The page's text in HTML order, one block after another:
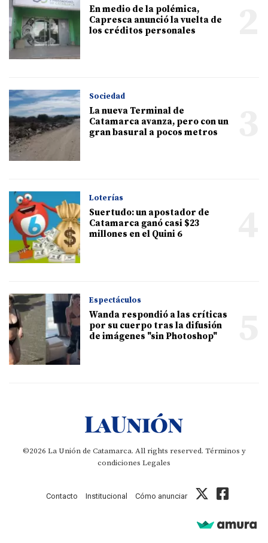
En medio de la polémica,
Capresca anunció la vuelta de
los créditos personales
Sociedad
La nueva Terminal de
Catamarca avanza, pero con un
gran basural a pocos metros
Loterías
Suertudo: un apostador de
Catamarca ganó casi $23
millones en el Quini 6
Espectáculos
Wanda respondió a las críticas
por su cuerpo tras la difusión
de imágenes "sin Photoshop"
©2026 La Unión de Catamarca. All rights reserved. Términos y
condiciones Legales
Contacto Institucional Cómo anunciar